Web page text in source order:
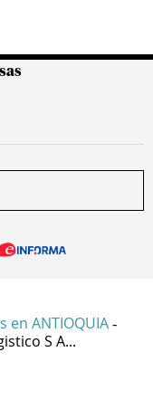
en ANTIOQUIA -
S A...